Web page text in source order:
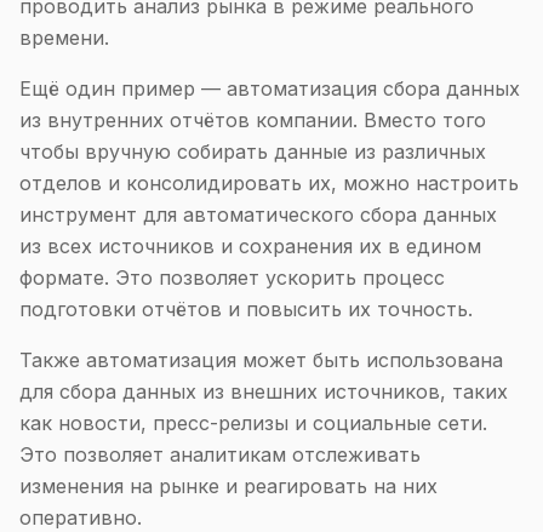
проводить анализ рынка в режиме реального
времени.
Ещё один пример — автоматизация сбора данных
из внутренних отчётов компании. Вместо того
чтобы вручную собирать данные из различных
отделов и консолидировать их, можно настроить
инструмент для автоматического сбора данных
из всех источников и сохранения их в едином
формате. Это позволяет ускорить процесс
подготовки отчётов и повысить их точность.
Также автоматизация может быть использована
для сбора данных из внешних источников, таких
как новости, пресс-релизы и социальные сети.
Это позволяет аналитикам отслеживать
изменения на рынке и реагировать на них
оперативно.